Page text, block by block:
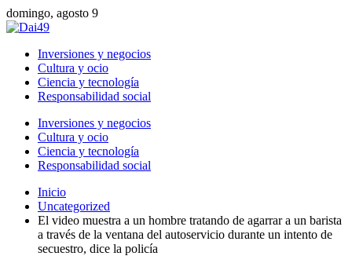
domingo, agosto 9
Inversiones y negocios
Cultura y ocio
Ciencia y tecnología
Responsabilidad social
Inversiones y negocios
Cultura y ocio
Ciencia y tecnología
Responsabilidad social
Inicio
Uncategorized
El video muestra a un hombre tratando de agarrar a un barista
a través de la ventana del autoservicio durante un intento de
secuestro, dice la policía